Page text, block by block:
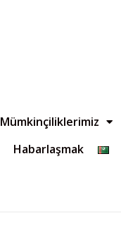
Mümkinçiliklerimiz
Habarlaşmak